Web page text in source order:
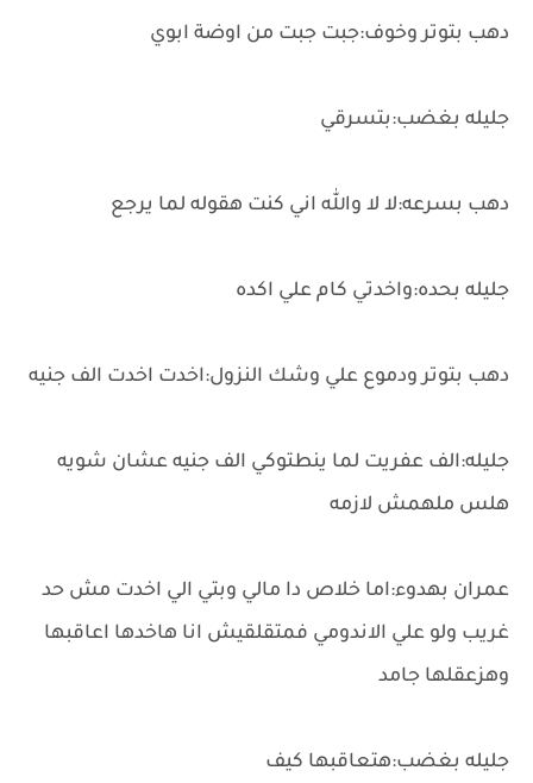
دهب بتوتر وخوف:جبت جبت من اوضة ابوي
جليله بغضب:بتسرقي
دهب بسرعه:لا لا والله اني كنت هقوله لما يرجع
جليله بحده:واخدتي كام علي اكده
دهب بتوتر ودموع علي وشك النزول:اخدت اخدت الف جنيه
جليله:الف عفريت لما ينطتوكي الف جنيه عشان شويه
هلس ملهمش لازمه
عمران بهدوء:اما خلاص دا مالي وبتي الي اخدت مش حد
غريب ولو علي الاندومي فمتقلقيش انا هاخدها اعاقبها
وهزعقلها جامد
جليله بغضب:هتعاقبها كيف